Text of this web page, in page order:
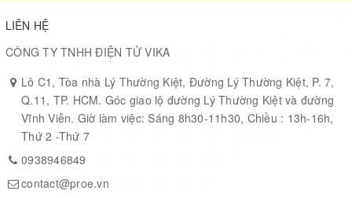
Bluetooth intelligent application
Mobile phone accessories
RFID labels
Smart home appliances
Data acquisition system
Revision History
2015.06, Core51822 upgrades the onboard chip to Rev3,
features 32kB RAM, supports higher version SDK, and all the
demo codes are still compatible with the Rev2 ones.
LIÊN HỆ
CÔNG TY TNHH ĐIỆN TỬ VIKA
Lô C1, Tòa nhà Lý Thường Kiệt, Đường Lý Thường Kiệt, P. 7,
Q.11, TP. HCM. Góc giao lộ đường Lý Thường Kiệt và đường
Vĩnh Viễn. Giờ làm việc: Sáng 8h30-11h30, Chiều : 13h-16h,
Thứ 2 -Thứ 7
0938946849
contact@proe.vn